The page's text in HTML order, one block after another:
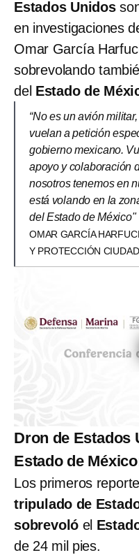
Estados Unidos
en investigaciones
Omar García
sobrevolando
del Estado de
“No es un avión
vuelan a petición
gobierno mexicano.
apoyo y colaboración
nosotros tenemos en
está volando en la
del Estado de México"
OMAR GARCÍA
Y PROTECCIÓN
Dron de Estados
Estado de
Los primeros
tripulado de
sobrevoló el
de 24 mil pies.